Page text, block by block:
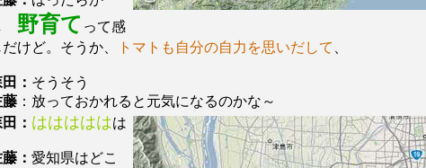
野育て って感
だけど。そうか、
トマトも自分の自力を思いだして
： そうそう
藤 ：放っておかれると元気になるのかな～
： はははははは
： 愛知県はどこ